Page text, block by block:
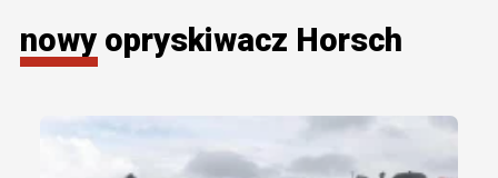
nowy opryskiwacz Horsch